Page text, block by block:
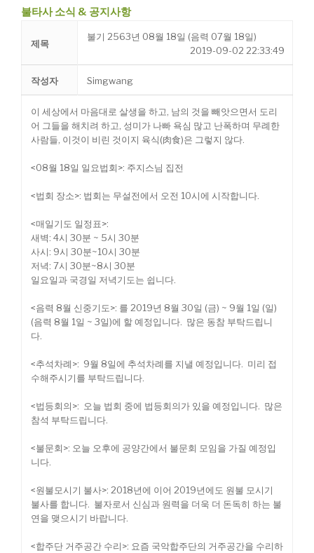
불타사 소식 & 공지사항
제목
불기 2563년 08월 18일 (음력 07월 18일)
2019-09-02 22:33:49
작성자 Simgwang
이 세상에서 마음대로 살생을 하고, 남의 것을 빼앗으면서 도리
어 그들을 해치려 하고, 성미가 나빠 욕심 많고 난폭하며 무례한
사람들, 이것이 비린 것이지 육식(肉食)은 그렇지 않다.
<08월 18일 일요법회>: 주지스님 집전
<법회 장소>: 법회는 무설전에서 오전 10시에 시작합니다.
<매일기도 일정표>:
새벽: 4시 30분 ~ 5시 30분
사시: 9시 30분~10시 30분
저녁: 7시 30분~8시 30분
일요일과 국경일 저녁기도는 쉽니다.
<음력 8월 신중기도>: 를 2019년 8월 30일 (금) ~ 9월 1일 (일)
(음력 8월 1일 ~ 3일)에 할 예정입니다. 많은 동참 부탁드립니
다.
<추석차례>: 9월 8일에 추석차례를 지낼 예정입니다. 미리 접
수해주시기를 부탁드립니다.
<법등회의>: 오늘 법회 중에 법등회의가 있을 예정입니다. 많은
참석 부탁드립니다.
<불문회>: 오늘 오후에 공양간에서 불문회 모임을 가질 예정입
니다.
<원불모시기 불사>: 2018년에 이어 2019년에도 원불 모시기
불사를 합니다. 불자로서 신심과 원력을 더욱 더 돈독히 하는 불
연을 맺으시기 바랍니다.
<합주단 거주공간 수리>: 요즘 국악합주단의 거주공간을 수리하